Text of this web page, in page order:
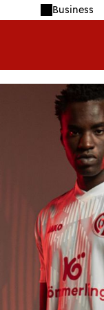
Business